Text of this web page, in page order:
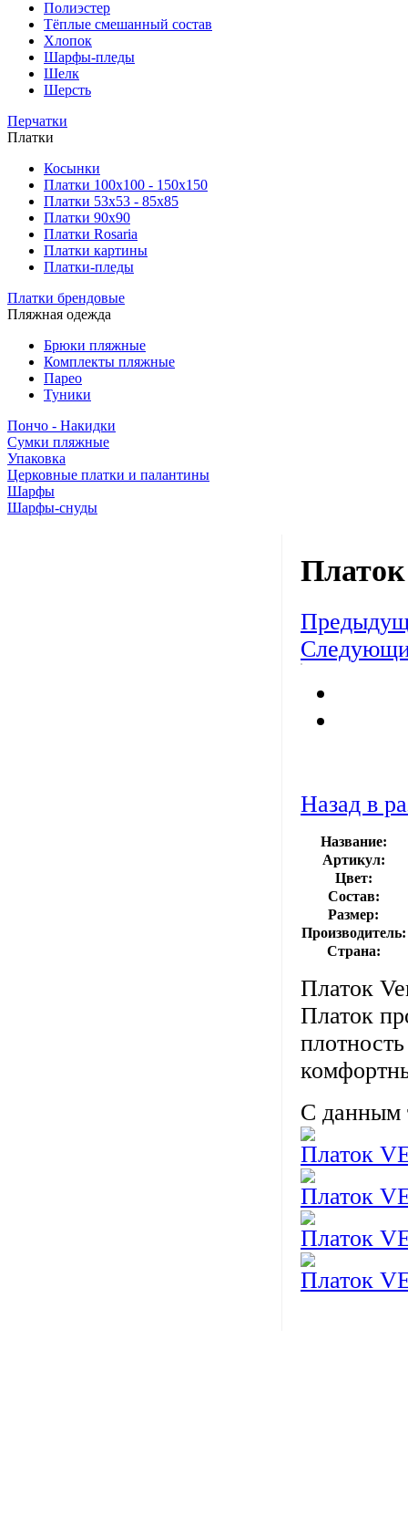
Полиэстер
Тёплые смешанный состав
Хлопок
Шарфы-пледы
Шелк
Шерсть
Перчатки
Платки
Косынки
Платки 100х100 - 150х150
Платки 53х53 - 85х85
Платки 90х90
Платки Rosaria
Платки картины
Платки-пледы
Платки брендовые
Пляжная одежда
Брюки пляжные
Комплекты пляжные
Парео
Туники
Пончо - Накидки
Сумки пляжные
Упаковка
Церковные платки и палантины
Шарфы
Шарфы-снуды
Назад в
Название:
Артикул:
Цвет:
Состав:
Размер:
Производитель:
Страна:
Платок
Платок
С данным
Платок
Платок
Платок
Платок